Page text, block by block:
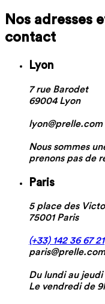
Nos adresses
contact
Lyon
7 rue Barodet
69004 Lyon
lyon@prelle.com
Nous sommes
prenons pas de
Paris
5 place des
75001 Paris
(+33) 142 36 67 21
paris@prelle.com
Du lundi au jeudi
Le vendredi de